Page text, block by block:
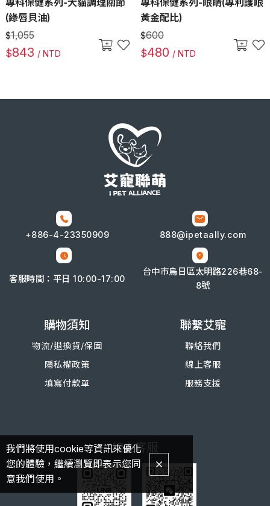
(綠唇貝油)
$1,055
$843 / NTD
黃金配比)
$600
$480 / NTD
+886-4-23350909 888@ipetaally.com
客服時間：平日 10:00-17:00
台中市烏日區太明路226巷68-
8號
購物須知
物流/退換貨/保固
隱私權政策
填寫付款單
聯繫艾寵
聯絡我們
線上客服
服務支援
線上客服
我們將使用cookie等資訊來優化
您的體驗，繼續瀏覽即表示您同
意我們使用。